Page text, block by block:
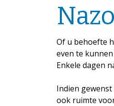
Of u behoefte
even te
Enkele dagen
Indien
ook ruimte